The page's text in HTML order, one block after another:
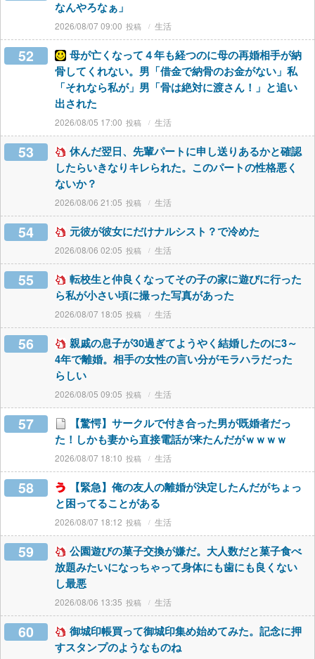
なんやろなぁ」
2026/08/07 09:00 生活
52
母が亡くなって４年も経つのに母の再婚相手が納
骨してくれない。男「借金で納骨のお金がない」私
「それなら私が」男「骨は絶対に渡さん！」と追い
出された
2026/08/05 17:00 生活
53
休んだ翌日、先輩パートに申し送りあるかと確認
したらいきなりキレられた。このパートの性格悪く
ないか？
2026/08/06 21:05 生活
54 元彼が彼女にだけナルシスト？で冷めた
2026/08/06 02:05 生活
55
転校生と仲良くなってその子の家に遊びに行った
ら私が小さい頃に撮った写真があった
2026/08/07 18:05 生活
56
親戚の息子が30過ぎてようやく結婚したのに3～
4年で離婚。相手の女性の言い分がモラハラだった
らしい
2026/08/05 09:05 生活
57
【驚愕】サークルで付き合った男が既婚者だっ
た！しかも妻から直接電話が来たんだがｗｗｗｗ
2026/08/07 18:10 生活
58
【緊急】俺の友人の離婚が決定したんだがちょっ
と困ってることがある
2026/08/07 18:12 生活
59
公園遊びの菓子交換が嫌だ。大人数だと菓子食べ
放題みたいになっちゃって身体にも歯にも良くない
し最悪
2026/08/06 13:35 生活
60
御城印帳買って御城印集め始めてみた。記念に押
すスタンプのようなものね